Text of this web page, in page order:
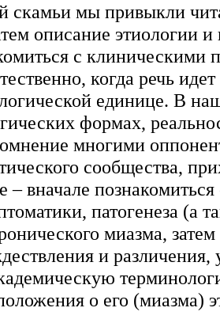
скамьи мы привыкли
описание этиологии и
с клиническими
когда речь
единице. В
формах,
многими
сообщества,
– вначале
патогенеза (а
миазма, затем
и
о его (миазма)